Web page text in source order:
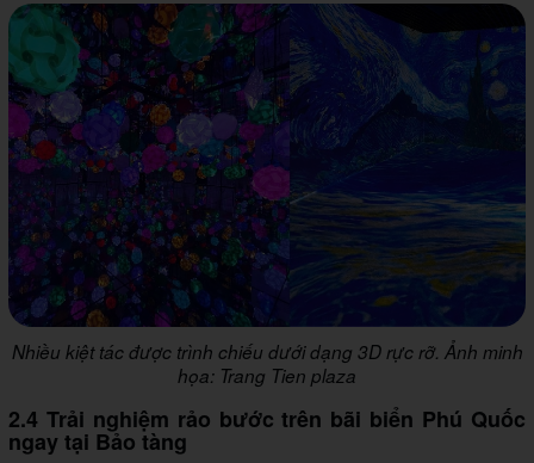
Nhiều kiệt tác được trình chiếu dưới dạng 3D rực rỡ. Ảnh minh
họa: Trang Tien plaza
2.4 Trải nghiệm rảo bước trên bãi biển Phú Quốc
ngay tại Bảo tàng